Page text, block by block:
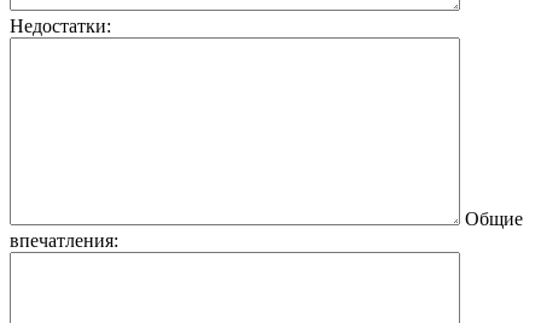
Недостатки:
Общие
впечатления: